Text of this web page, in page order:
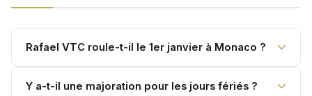
Rafael VTC roule-t-il le 1er janvier à Monaco ?
Oui. Service assuré tous les jours fériés — réservez à
Y a-t-il une majoration pour les jours fériés ?